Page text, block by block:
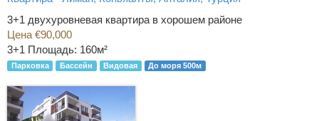
3+1 двухуровневая квартира в хорошем районе
Цена €90,000
3+1 Площадь: 160м²
Парковка Бассейн Видовая До моря 500м